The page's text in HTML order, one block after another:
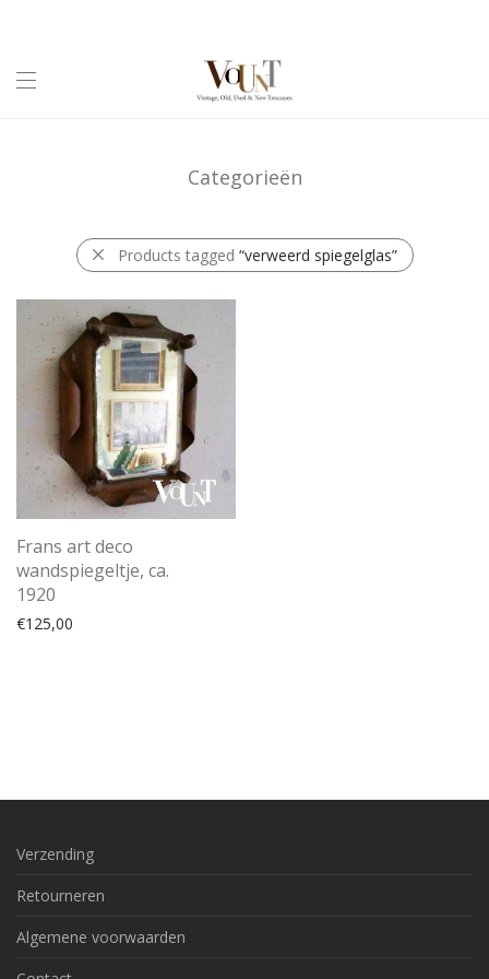
Categorieën
Products tagged “verweerd spiegelglas”
Frans art deco
wandspiegeltje, ca.
1920
€125,00
Verzending
Retourneren
Algemene voorwaarden